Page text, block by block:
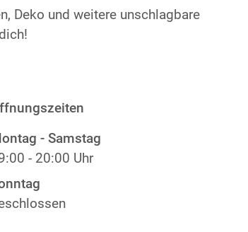
Deko und weitere unschlagbare
- Samstag
- 20:00 Uhr